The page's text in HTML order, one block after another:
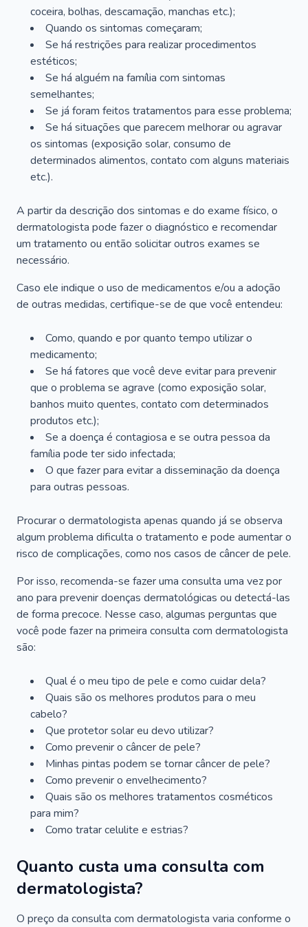
coceira, bolhas, descamação, manchas etc.);
Quando os sintomas começaram;
Se há restrições para realizar procedimentos
estéticos;
Se há alguém na família com sintomas
semelhantes;
Se já foram feitos tratamentos para esse problema;
Se há situações que parecem melhorar ou agravar
os sintomas (exposição solar, consumo de
determinados alimentos, contato com alguns materiais
etc.).
A partir da descrição dos sintomas e do exame físico, o
dermatologista pode fazer o diagnóstico e recomendar
um tratamento ou então solicitar outros exames se
necessário.
Caso ele indique o uso de medicamentos e/ou a adoção
de outras medidas, certifique-se de que você entendeu:
Como, quando e por quanto tempo utilizar o
medicamento;
Se há fatores que você deve evitar para prevenir
que o problema se agrave (como exposição solar,
banhos muito quentes, contato com determinados
produtos etc.);
Se a doença é contagiosa e se outra pessoa da
família pode ter sido infectada;
O que fazer para evitar a disseminação da doença
para outras pessoas.
Procurar o dermatologista apenas quando já se observa
algum problema dificulta o tratamento e pode aumentar o
risco de complicações, como nos casos de câncer de pele.
Por isso, recomenda-se fazer uma consulta uma vez por
ano para prevenir doenças dermatológicas ou detectá-las
de forma precoce. Nesse caso, algumas perguntas que
você pode fazer na primeira consulta com dermatologista
são:
Qual é o meu tipo de pele e como cuidar dela?
Quais são os melhores produtos para o meu
cabelo?
Que protetor solar eu devo utilizar?
Como prevenir o câncer de pele?
Minhas pintas podem se tornar câncer de pele?
Como prevenir o envelhecimento?
Quais são os melhores tratamentos cosméticos
para mim?
Como tratar celulite e estrias?
Quanto custa uma consulta com
dermatologista?
O preço da consulta com dermatologista varia conforme o